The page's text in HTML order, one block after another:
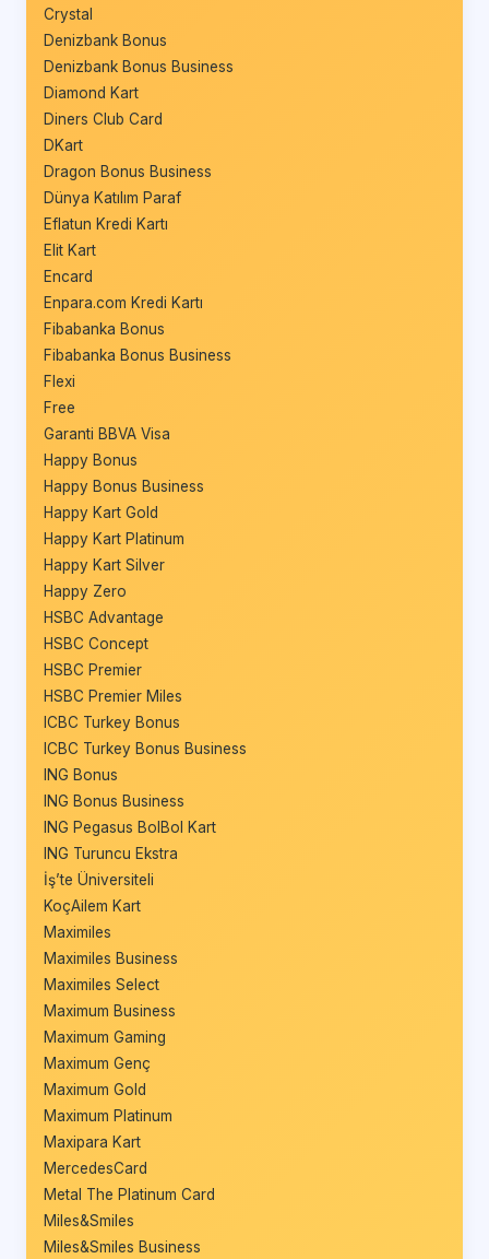
Crystal
Denizbank Bonus
Denizbank Bonus Business
Diamond Kart
Diners Club Card
DKart
Dragon Bonus Business
Dünya Katılım Paraf
Eflatun Kredi Kartı
Elit Kart
Encard
Enpara.com Kredi Kartı
Fibabanka Bonus
Fibabanka Bonus Business
Flexi
Free
Garanti BBVA Visa
Happy Bonus
Happy Bonus Business
Happy Kart Gold
Happy Kart Platinum
Happy Kart Silver
Happy Zero
HSBC Advantage
HSBC Concept
HSBC Premier
HSBC Premier Miles
ICBC Turkey Bonus
ICBC Turkey Bonus Business
ING Bonus
ING Bonus Business
ING Pegasus BolBol Kart
ING Turuncu Ekstra
İş’te Üniversiteli
KoçAilem Kart
Maximiles
Maximiles Business
Maximiles Select
Maximum Business
Maximum Gaming
Maximum Genç
Maximum Gold
Maximum Platinum
Maxipara Kart
MercedesCard
Metal The Platinum Card
Miles&Smiles
Miles&Smiles Business